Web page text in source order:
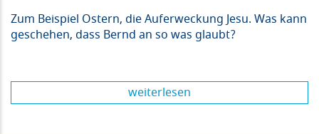
Zum Beispiel Ostern, die Auferweckung Jesu. Was kann
geschehen, dass Bernd an so was glaubt?
weiterlesen